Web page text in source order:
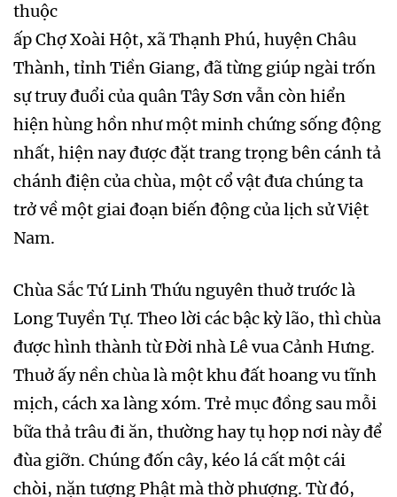
thuộc
ấp Chợ Xoài Hột, xã Thạnh Phú, huyện Châu
Thành, tỉnh Tiền Giang, đã từng giúp ngài trốn
sự truy đuổi của quân Tây Sơn vẫn còn hiển
hiện hùng hồn như một minh chứng sống động
nhất, hiện nay được đặt trang trọng bên cánh tả
chánh điện của chùa, một cổ vật đưa chúng ta
trở về một giai đoạn biến động của lịch sử Việt
Nam.
Chùa Sắc Tứ Linh Thứu nguyên thuở trước là
Long Tuyền Tự. Theo lời các bậc kỳ lão, thì chùa
được hình thành từ Đời nhà Lê vua Cảnh Hưng.
Thuở ấy nền chùa là một khu đất hoang vu tĩnh
mịch, cách xa làng xóm. Trẻ mục đồng sau mỗi
bữa thả trâu đi ăn, thường hay tụ họp nơi này để
đùa giỡn. Chúng đốn cây, kéo lá cất một cái
chòi, nặn tượng Phật mà thờ phượng. Từ đó,